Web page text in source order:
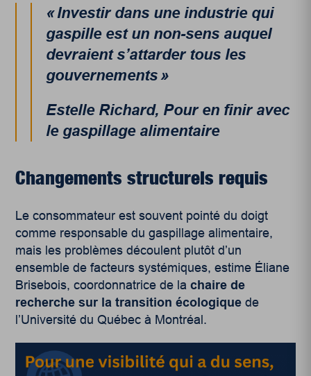
« Investir dans une industrie qui
gaspille est un non-sens auquel
devraient s’attarder tous les
gouvernements »
Estelle Richard, Pour en finir avec
le gaspillage alimentaire
Changements structurels requis
Le consommateur est souvent pointé du doigt
comme responsable du gaspillage alimentaire,
mais les problèmes découlent plutôt d’un
ensemble de facteurs systémiques, estime Éliane
Brisebois, coordonnatrice de lachaire de
recherche sur la transition écologique de
l’Université du Québec à Montréal.